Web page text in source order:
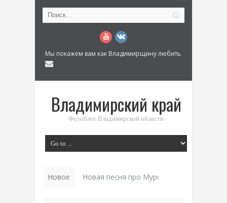
Мы покажем вам как Владимирщину любить
Владимирский край
Фотоблог Владимирской области
Новое Новая песня про Муром: «Былинный